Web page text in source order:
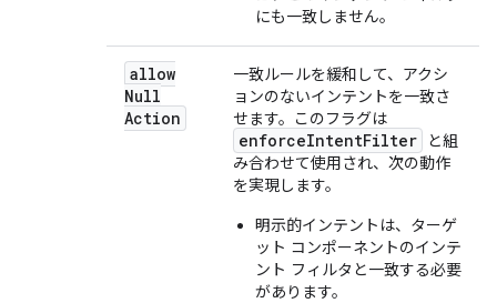
にも一致しません。
allow
Null
Action
一致ルールを緩和して、アクシ
ョンのないインテントを一致さ
せます。このフラグは
enforceIntentFilter
と組
み合わせて使用され、次の動作
を実現します。
明示的インテントは、ターゲ
ット コンポーネントのインテ
ント フィルタと一致する必要
があります。